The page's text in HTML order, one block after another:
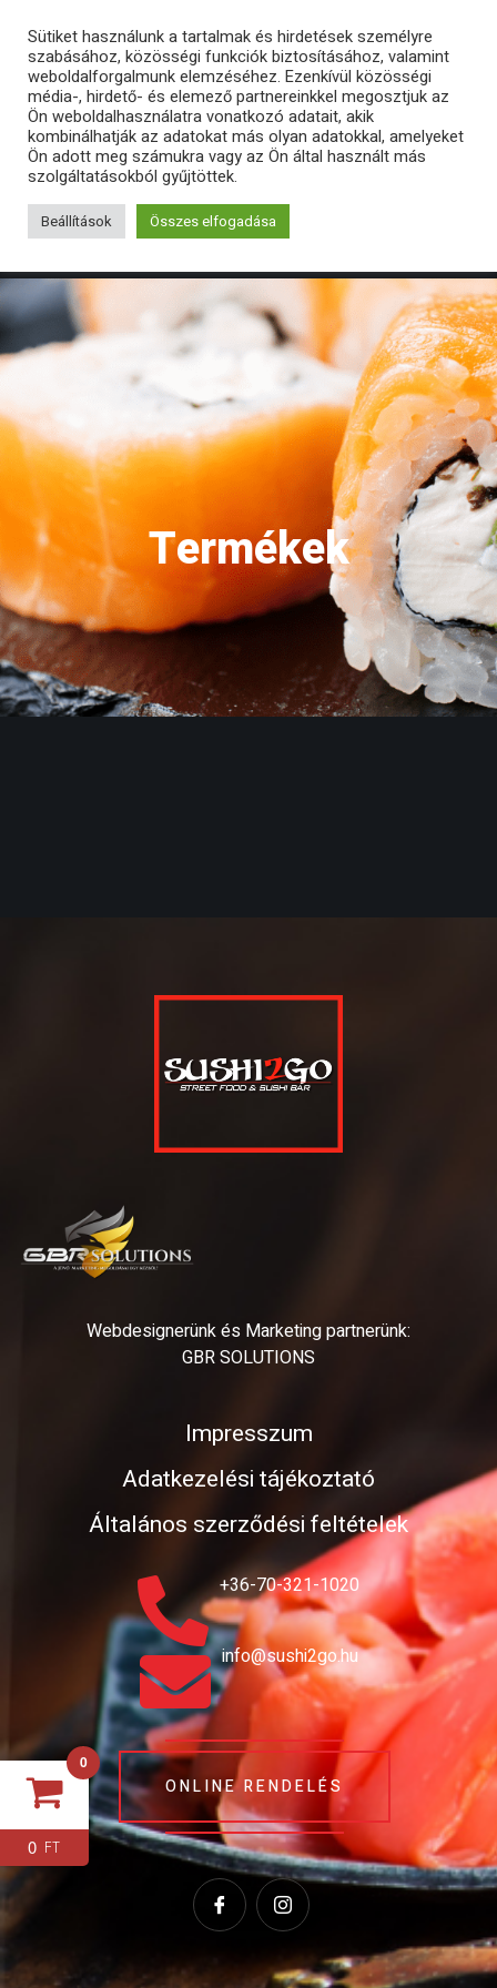
Termékek
Webdesignerünk és Marketing partnerünk:
GBR SOLUTIONS
Impresszum
Adatkezelési tájékoztató
Általános szerződési feltételek
+36-70-321-1020
info@sushi2go.hu
ONLINE RENDELÉS
Sütiket használunk a tartalmak és hirdetések személyre
szabásához, közösségi funkciók biztosításához, valamint
weboldalforgalmunk elemzéséhez. Ezenkívül közösségi
média-, hirdető- és elemező partnereinkkel megosztjuk az
Ön weboldalhasználatra vonatkozó adatait, akik
kombinálhatják az adatokat más olyan adatokkal, amelyeket
Ön adott meg számukra vagy az Ön által használt más
szolgáltatásokból gyűjtöttek.
Beállítások Összes elfogadása
0
0 FT